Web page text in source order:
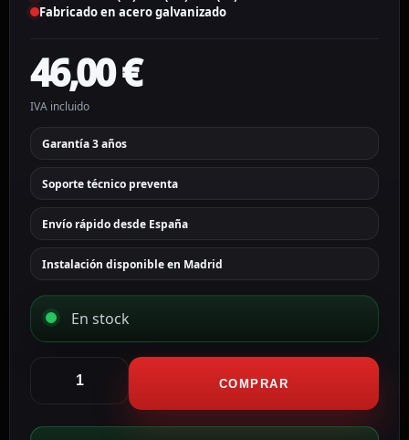
Fabricado en acero galvanizado
46,00€
IVA incluido
Garantía 3 años
Soporte técnico preventa
Envío rápido desde España
Instalación disponible en Madrid
En stock
Soporte
videoportero
COMPRAR